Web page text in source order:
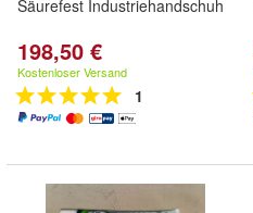
Säurefest Industriehandschuh
198,50 €
Kostenloser Versand
1